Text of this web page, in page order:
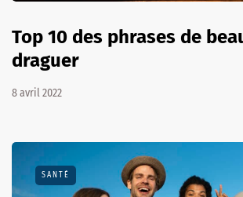
Top 10 des phrases de
draguer
8 avril 2022
SANTÉ